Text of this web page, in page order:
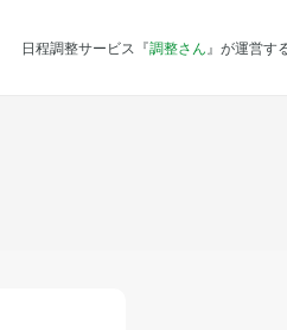
日程調整サービス『調整さん 』が運営す